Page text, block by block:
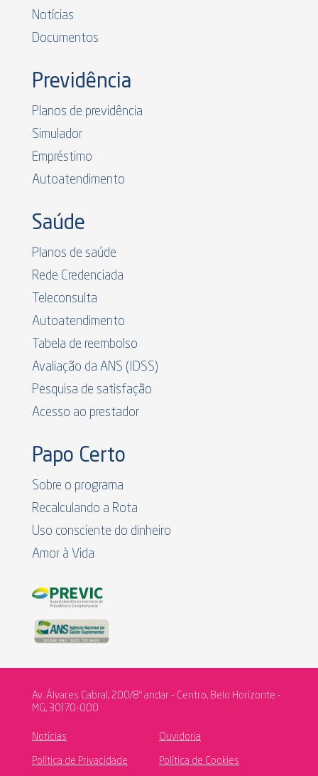
Notícias
Documentos
Previdência
Planos de previdência
Simulador
Empréstimo
Autoatendimento
Saúde
Planos de saúde
Rede Credenciada
Teleconsulta
Autoatendimento
Tabela de reembolso
Avaliação da ANS (IDSS)
Pesquisa de satisfação
Acesso ao prestador
Papo Certo
Sobre o programa
Recalculando a Rota
Uso consciente do dinheiro
Amor à Vida
Av. Álvares Cabral, 200/8º andar - Centro, Belo Horizonte -
MG, 30170-000
Notícias Ouvidoria
Política de Privacidade Política de Cookies